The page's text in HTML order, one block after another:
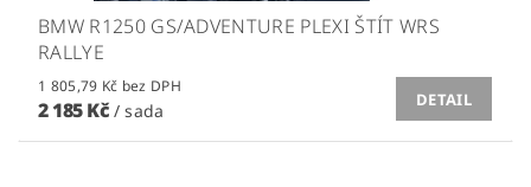
BMW R1250 GS/ADVENTURE PLEXI ŠTÍT WRS
RALLYE
1 805,79 Kč bez DPH
2 185 Kč / sada
DETAIL